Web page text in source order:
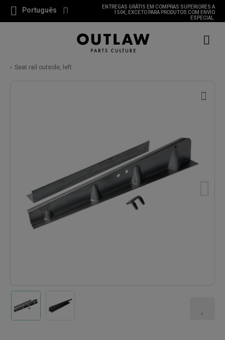
Português
ENTREGAS GRÁTIS EM COMPRAS SUPERIORES A
150€, EXCETO PARA PRODUTOS COM ENVIO
ESPECIAL.
Seat rail outside, left